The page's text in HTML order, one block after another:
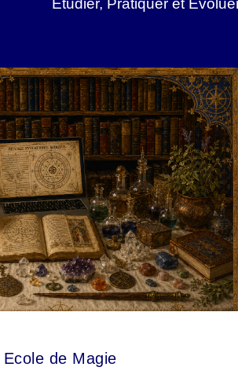
Etudier, Pratiquer et
de Magie